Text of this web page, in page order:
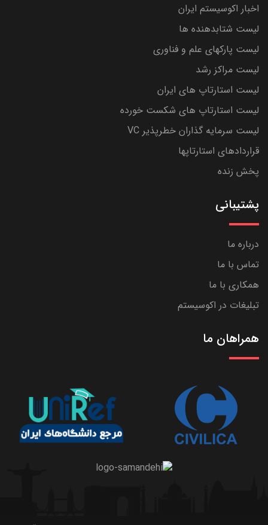
اخبار اکوسیستم ایران
لیست شتابدهنده ها
لیست پارکهای علم و فناوری
لیست مراکز رشد
لیست استارتاپ های ایران
لیست استارتاپ های شکست خورده
لیست سرمایه گذاران خطرپذیر VC
قراردادهای استارتاپها
پخش زنده
پشتیبانی
درباره ما
تماس با ما
همکاری با ما
تبلیغات در اکوسیستم
همراهان ما